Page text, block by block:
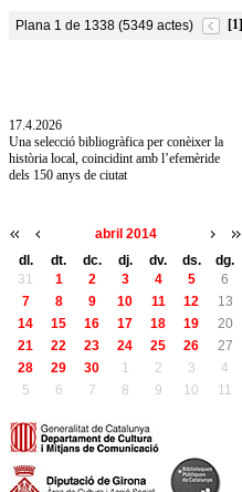
Plana 1 de 1338 (5349 actes) [1]
17.4.2026
Una selecció bibliogràfica per conèixer la
història local, coincidint amb l’efemèride
dels 150 anys de ciutat
abril 2014
dl.
dt. dc. dj. dv. ds.
dg.
31
1 2 3 4 5
6
7
8 9 10 11 12
13
14
15 16 17 18 19
20
21
22 23 24 25 26
27
28
29 30 1 2 3
4
5
6 7 8 9 10 11